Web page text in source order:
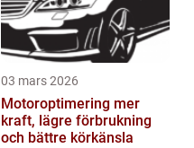
03 mars 2026
Motoroptimering mer
kraft, lägre förbrukning
och bättre körkänsla